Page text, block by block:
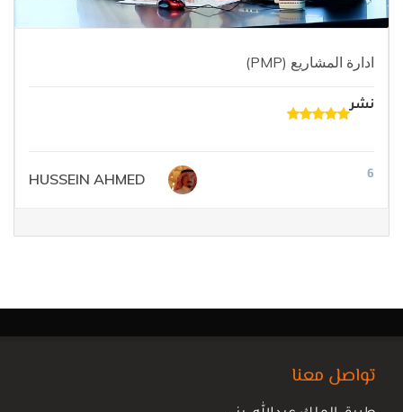
ادارة المشاريع (PMP)
نشر
HUSSEIN AHMED 6
تواصل معنا